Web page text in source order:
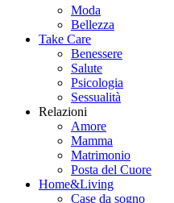
Moda
Bellezza
Take Care
Benessere
Salute
Psicologia
Sessualità
Relazioni
Amore
Mamma
Matrimonio
Posta del Cuore
Home&Living
Case da sogno